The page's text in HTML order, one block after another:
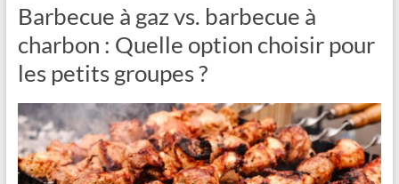
Barbecue à gaz vs. barbecue à
charbon : Quelle option choisir pour
les petits groupes ?